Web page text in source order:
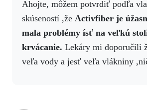
črevách
Pretože keď sú v rovnováhe
rovnováhe celé telo.
pretrvávajú, ale som rada, že
Taktiež dutiny stále kýcham a
streknem Activ nano sprej je to
Spolupracujem.
Ahojte, môžem potvrdiť podľa vlastných
skúseností ,že Activfiber je
mala problémy ísť na veľkú
krvácanie. Lekáry mi doporučili
veľa vody a jesť veľa vlákniny